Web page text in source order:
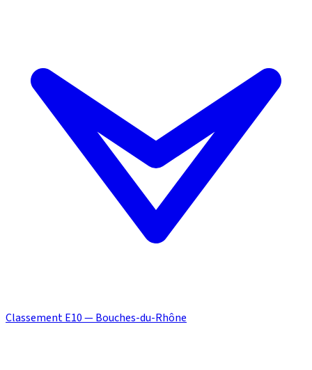
Classement E10 — Bouches-du-Rhône